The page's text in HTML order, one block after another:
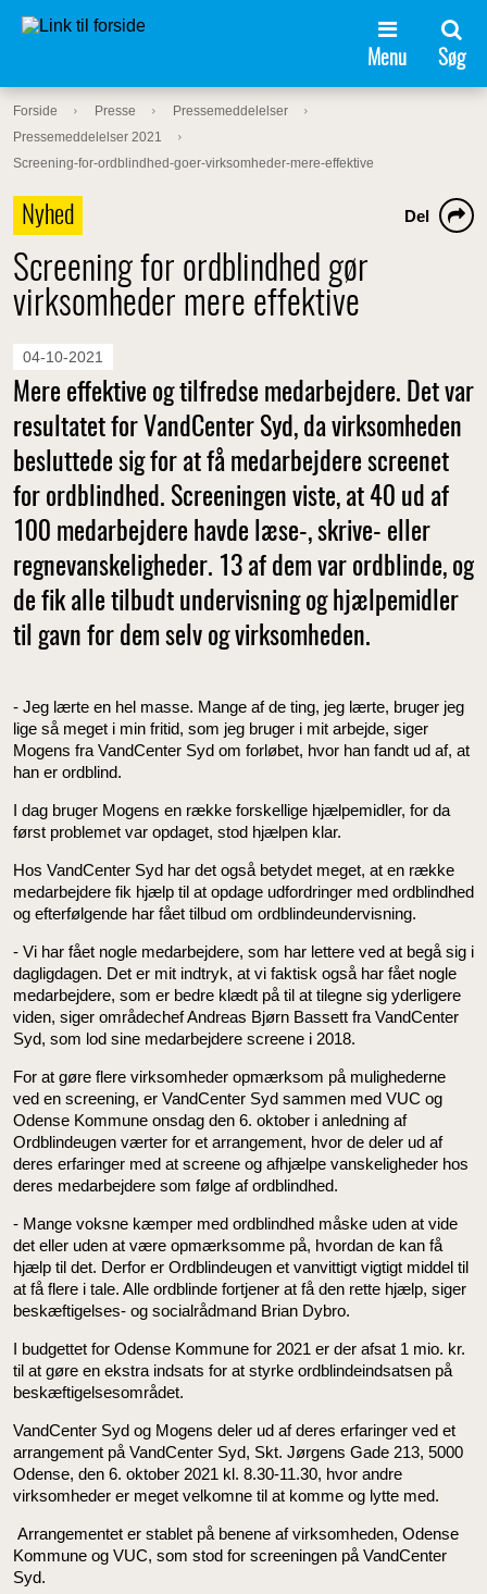
Menu Søg
Forside Presse
Pressemeddelelser
Pressemeddelelser 2021
Screening-for-ordblindhed-goer-virksomheder-mere-effektive
Nyhed
Screening for ordblindhed gør
virksomheder mere effektive
Del
04-10-2021
Mere effektive og tilfredse medarbejdere. Det var
resultatet for VandCenter Syd, da virksomheden
besluttede sig for at få medarbejdere screenet
for ordblindhed. Screeningen viste, at 40 ud af
100 medarbejdere havde læse-, skrive- eller
regnevanskeligheder. 13 af dem var ordblinde, og
de fik alle tilbudt undervisning og hjælpemidler
til gavn for dem selv og virksomheden.
- Jeg lærte en hel masse. Mange af de ting, jeg lærte, bruger jeg
lige så meget i min fritid, som jeg bruger i mit arbejde, siger
Mogens fra VandCenter Syd om forløbet, hvor han fandt ud af, at
han er ordblind.
I dag bruger Mogens en række forskellige hjælpemidler, for da
først problemet var opdaget, stod hjælpen klar.
Hos VandCenter Syd har det også betydet meget, at en række
medarbejdere fik hjælp til at opdage udfordringer med ordblindhed
og efterfølgende har fået tilbud om ordblindeundervisning.
- Vi har fået nogle medarbejdere, som har lettere ved at begå sig i
dagligdagen. Det er mit indtryk, at vi faktisk også har fået nogle
medarbejdere, som er bedre klædt på til at tilegne sig yderligere
viden, siger områdechef Andreas Bjørn Bassett fra VandCenter
Syd, som lod sine medarbejdere screene i 2018.
For at gøre flere virksomheder opmærksom på mulighederne
ved en screening, er VandCenter Syd sammen med VUC og
Odense Kommune onsdag den 6. oktober i anledning af
Ordblindeugen værter for et arrangement, hvor de deler ud af
deres erfaringer med at screene og afhjælpe vanskeligheder hos
deres medarbejdere som følge af ordblindhed.
- Mange voksne kæmper med ordblindhed måske uden at vide
det eller uden at være opmærksomme på, hvordan de kan få
hjælp til det. Derfor er Ordblindeugen et vanvittigt vigtigt middel til
at få flere i tale. Alle ordblinde fortjener at få den rette hjælp, siger
beskæftigelses- og socialrådmand Brian Dybro.
I budgettet for Odense Kommune for 2021 er der afsat 1 mio. kr.
til at gøre en ekstra indsats for at styrke ordblindeindsatsen på
beskæftigelsesområdet.
VandCenter Syd og Mogens deler ud af deres erfaringer ved et
arrangement på VandCenter Syd, Skt. Jørgens Gade 213, 5000
Odense, den 6. oktober 2021 kl. 8.30-11.30, hvor andre
virksomheder er meget velkomne til at komme og lytte med.
Arrangementet er stablet på benene af virksomheden, Odense
Kommune og VUC, som stod for screeningen på VandCenter
Syd.